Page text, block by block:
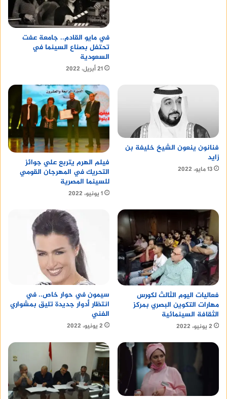
في مايو القادم.. جامعة عفت
تحتفل بصناع السينما في
السعودية
21 أبريل، 2022
فنانون ينعون الشيخ خليفة بن
زايد
13 مايو، 2022
فيلم الهرم يتربع علي جوائز
التحريك في المهرجان القومي
للسينما المصرية
1 يونيو، 2022
فعاليات اليوم الثالث لكورس
مهارات التكوين البصري بمركز
الثقافة السينمائية
2 يونيو، 2022
سيمون في حوار خاص.. في
انتظار أدوار جديدة تليق بمشواري
الفني
2 يونيو، 2022